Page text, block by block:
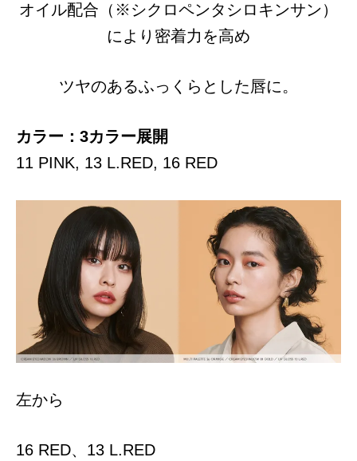
オイル配合（※シクロペンタシロキンサン）
により密着力を高め
ツヤのあるふっくらとした唇に。
カラー：3カラー展開
11 PINK, 13 L.RED, 16 RED
左から
16 RED、13 L.RED